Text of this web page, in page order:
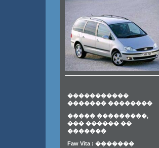
�����������
������� ��������
����� ���������,
��� ������ ��
�������
Faw Vita : �������